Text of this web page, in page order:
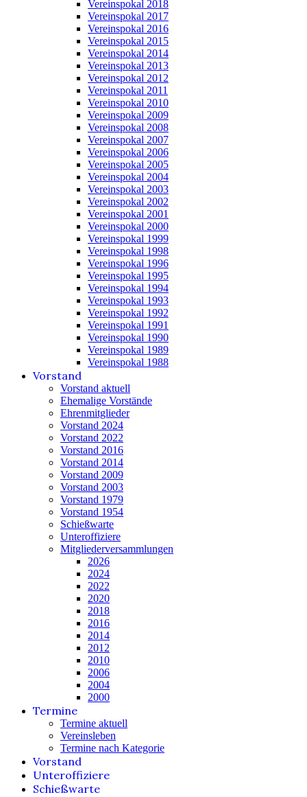
Vereinspokal 2018
Vereinspokal 2017
Vereinspokal 2016
Vereinspokal 2015
Vereinspokal 2014
Vereinspokal 2013
Vereinspokal 2012
Vereinspokal 2011
Vereinspokal 2010
Vereinspokal 2009
Vereinspokal 2008
Vereinspokal 2007
Vereinspokal 2006
Vereinspokal 2005
Vereinspokal 2004
Vereinspokal 2003
Vereinspokal 2002
Vereinspokal 2001
Vereinspokal 2000
Vereinspokal 1999
Vereinspokal 1998
Vereinspokal 1996
Vereinspokal 1995
Vereinspokal 1994
Vereinspokal 1993
Vereinspokal 1992
Vereinspokal 1991
Vereinspokal 1990
Vereinspokal 1989
Vereinspokal 1988
Vorstand
Vorstand aktuell
Ehemalige Vorstände
Ehrenmitglieder
Vorstand 2024
Vorstand 2022
Vorstand 2016
Vorstand 2014
Vorstand 2009
Vorstand 2003
Vorstand 1979
Vorstand 1954
Schießwarte
Unteroffiziere
Mitgliederversammlungen
2026
2024
2022
2020
2018
2016
2014
2012
2010
2006
2004
2000
Termine
Termine aktuell
Vereinsleben
Termine nach Kategorie
Vorstand
Unteroffiziere
Schießwarte